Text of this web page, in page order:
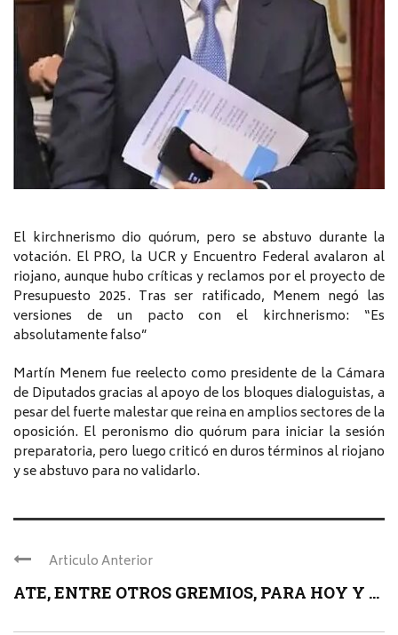
El kirchnerismo dio quórum, pero se abstuvo durante la
votación. El PRO, la UCR y Encuentro Federal avalaron al
riojano, aunque hubo críticas y reclamos por el proyecto de
Presupuesto 2025. Tras ser ratificado, Menem negó las
versiones de un pacto con el kirchnerismo: “Es
absolutamente falso”
Martín Menem fue reelecto como presidente de la Cámara
de Diputados gracias al apoyo de los bloques dialoguistas, a
pesar del fuerte malestar que reina en amplios sectores de la
oposición. El peronismo dio quórum para iniciar la sesión
preparatoria, pero luego criticó en duros términos al riojano
y se abstuvo para no validarlo.
Articulo Anterior
ATE, ENTRE OTROS GREMIOS, PARA HOY Y ...